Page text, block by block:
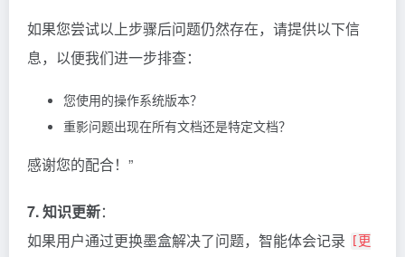
如果您尝试以上步骤后问题仍然存在，请提供以下信
息，以便我们进一步排查：
您使用的操作系统版本？
重影问题出现在所有文档还是特定文档？
感谢您的配合！”
7. 知识更新：
如果用户通过更换墨盒解决了问题，智能体会记录
[更